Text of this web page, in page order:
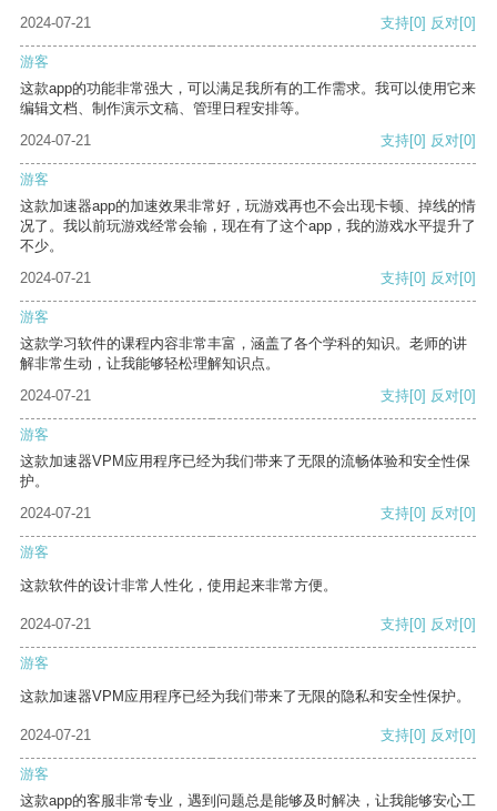
2024-07-21 支持[0] 反对[0]
游客
这款app的功能非常强大，可以满足我所有的工作需求。我可以使用它来
编辑文档、制作演示文稿、管理日程安排等。
2024-07-21
支持[0] 反对[0]
游客
这款加速器app的加速效果非常好，玩游戏再也不会出现卡顿、掉线的情
况了。我以前玩游戏经常会输，现在有了这个app，我的游戏水平提升了
不少。
2024-07-21
支持[0] 反对[0]
游客
这款学习软件的课程内容非常丰富，涵盖了各个学科的知识。老师的讲
解非常生动，让我能够轻松理解知识点。
2024-07-21
支持[0] 反对[0]
游客
这款加速器VPM应用程序已经为我们带来了无限的流畅体验和安全性保
护。
2024-07-21
支持[0] 反对[0]
游客
这款软件的设计非常人性化，使用起来非常方便。
2024-07-21 支持[0] 反对[0]
游客
这款加速器VPM应用程序已经为我们带来了无限的隐私和安全性保护。
2024-07-21 支持[0] 反对[0]
游客
这款app的客服非常专业，遇到问题总是能够及时解决，让我能够安心工